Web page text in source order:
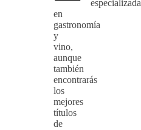
especializada
en
gastronomía
y
vino,
aunque
también
encontrarás
los
mejores
títulos
de